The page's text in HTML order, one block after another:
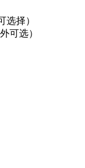
选择）
可选）